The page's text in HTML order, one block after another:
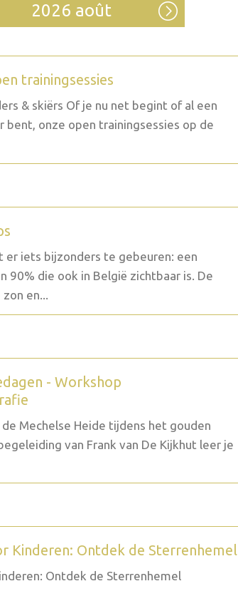
2026 août
trainingsessies
& skiërs Of je nu net begint of al een
onze open trainingsessies op de
er iets bijzonders te gebeuren: een
90% die ook in België zichtbaar is. De
en...
- Workshop
Mechelse Heide tijdens het gouden
van Frank van De Kijkhut leer je
Kinderen: Ontdek de Sterrenhemel
Ontdek de Sterrenhemel